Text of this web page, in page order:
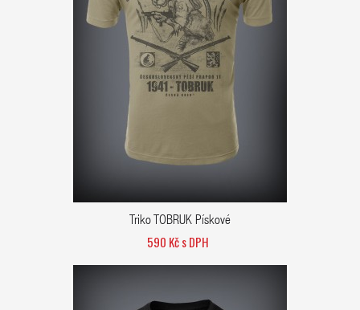
Triko TOBRUK Pískové
590 Kč s DPH